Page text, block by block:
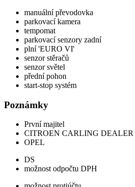
manuální převodovka
parkovací kamera
tempomat
parkovací senzory zadní
plní 'EURO VI'
senzor stěračů
senzor světel
přední pohon
start-stop systém
Poznámky
První majitel
CITROEN CARLING
OPEL
DS
možnost odpočtu DPH